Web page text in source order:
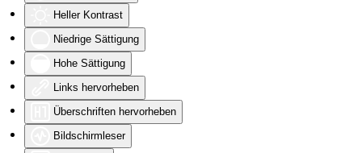
Heller Kontrast
Niedrige Sättigung
Hohe Sättigung
Links hervorheben
Überschriften hervorheben
Bildschirmleser